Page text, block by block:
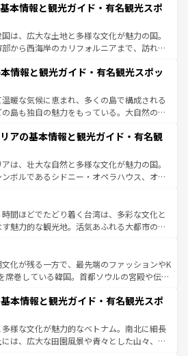
照してほしい。
ま残る町や、スイスならではのユニークな
アルプス観光だけでなく町歩きも満喫する
国民の所得が高いため物価も高いが、旅行
ス提供のサービスもあり、うまく活用すれ
報はコンテンツ一覧を参照してほしい。
本情報と観光ガイド・有名観光スポ
は、広大な土地と多様な文化が魅力の国。
から西海岸のカリフォルニアまで、訪れる
市は、観光、ショッピング、エンターテイ
った刺激的なスポットだ。一方、アメリカ
が広がり、グランドキャニオンやイエロー
公園といった絶景が堪能できる。さらに、南
行者はアメリカの各地域で異なる魅力を楽
の多様性と豊かな歴史を感じることができ
のロードトリップや列車の旅も、アメリカ
スタイルだ。 なお、新着のアメリカ
ンツ一覧 を参照してほしい。
情報と観光ガイド・有名観光スポッ
暖な気候に恵まれ、多くの島で構成される
島も独自の魅力をもっている。大自然の神
ない。また、定番の観光地といえばオアフ
自然を求めるならマウイ島やカウアイ島が
ラルドグリーンに輝く海をはじめ、豊かな
づいている。「アロハスピリット」と呼ば
ローカルフードやハワイアンミュージッ
ラダンスなど、すべてがハワイの魅力を彩
るたびに新しい発見と感動が待っているハ
覧
アの基本情報と観光ガイド・有名観
は、壮大な自然と多様な文化が魅力の国。
ボルであるシドニー・オペラハウス、オー
陸中央部にそびえるウルル（エアーズロッ
アの美しい原生林やケアンズの熱帯雨林な
たくさん。また、カフェやワイン、オージ
ビティも充実しており、サーフィンやダイ
ングなど、アウトドア好きにはたまらな
リアの多彩な魅力を存分に味わいつくそ
い。
間ほどでたどり着く台湾は、多彩な文化と
魅力的な観光地。活気あふれる大都市の台
山岳地帯である台湾東部など、都市の喧騒
が共存しており、訪れる人に新しい発見と
てくれる。また、奥深い台湾の食文化も魅
判のスイーツなど、バラエティ豊かな料理
化が残る一方で、最先端のファッションやK
席巻している韓国。首都ソウルの宮殿や伝統
延ばせば四季折々の自然美を楽しむことが
、キムチや焼肉、絶品のストリートフード
まな韓国料理が待っている。夜には、韓国な
トライフも堪能できる。あたたかいホスピタ
本情報と観光ガイド・有名観光スポ
様な文化が魅力的なベトナム。南北に細長
は、広大な田園風景や青々とした山々、世